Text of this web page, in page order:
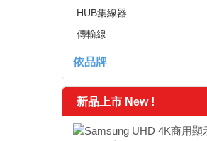
HUB集線器
傳輸線
依品牌
新品上市 New !